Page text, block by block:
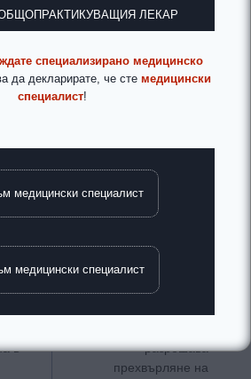
в
разрешава
прехвърляне на
ЛЕКАР
специализирано медицинско
да декларирате, че сте медицински
специалист!
медицински специалист
медицински специалист